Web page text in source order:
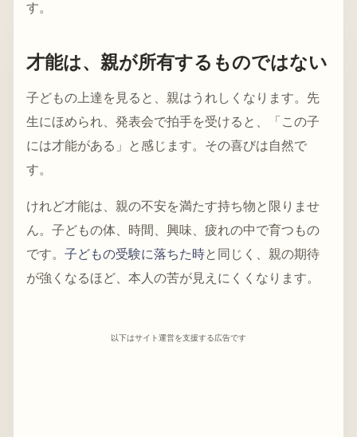
す。
才能は、親が所有するものではない
子どもの上達を見ると、親はうれしくなります。先
生にほめられ、発表会で拍手を受けると、「この子
には才能がある」と感じます。その喜びは自然で
す。
けれど才能は、親の不安を満たす持ち物と限りませ
ん。子どもの体、時間、興味、疲れの中で育つもの
です。 子どもの受験に落ちた時と同じく、親の期待
が強くなるほど、本人の苦が見えにくくなります。
以下はサイト運営を支援する広告です